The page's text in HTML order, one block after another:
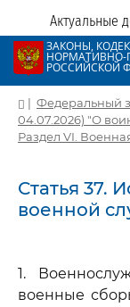
Актуальные
ЗАКОНЫ,
НОРМАТИВНО-
РОССИЙСКОЙ
| Федеральный
04.07.2026) "О
Раздел VI.
Статья 37.
военной
1.
военные